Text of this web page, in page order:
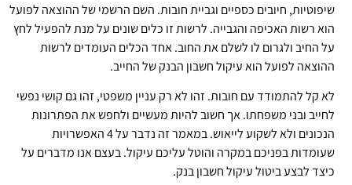
חיובים כספיים וגביית חובות. השם הרשמי של ההוצאה לפועל
רשות האכיפה והגבייה. לרשות זו כלים שונים על מנת להפעיל לחץ
החיב ולגרום לו לשלם את החוב. אחד הכלים העומדים לרשות
לפועל הוא עיקול חשבון הבנק של החייב.
קל להתמודד עם חובות. זהו לא רק עניין משפטי, זהו גם קושי נפשי
ובני משפחתו. אך חשוב להיות מעשיים ולחפש את הפתרונות
הנכונים ולא לשקוע לייאוש. במאמר זה נדבר על 4 האפשרויות
בפניכם במקרה והוטל עליכם עיקול. בעצם אנו מדברים על
לבצע ביטול עיקול חשבון בנק.